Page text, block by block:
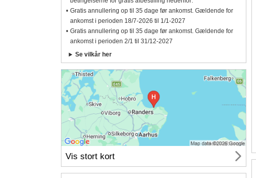
Gratis annullering op til 35 dage før ankomst. Gældende for
ankomst i perioden 18/7-2026 til 1/1-2027
Gratis annullering op til 35 dage før ankomst. Gældende for
ankomst i perioden 2/1 til 31/12-2027
Se vilkår her
Vis stort kort